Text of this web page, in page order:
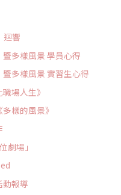
迴響
暨多樣風景 學員心得
暨多樣風景 實習生心得
場人生》
多樣的風景》
劇場」
動報導